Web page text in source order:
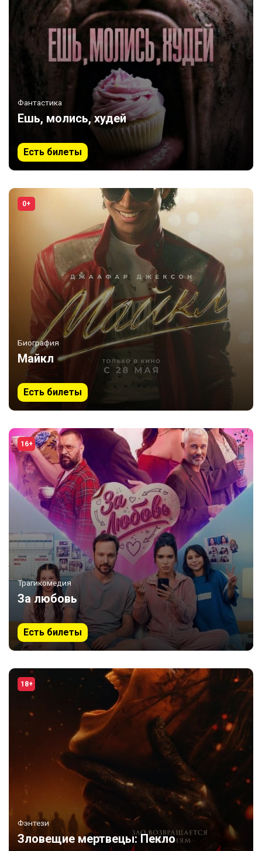
Фантастика
Ешь, молись, худей
Есть билеты
0+
Биография
Майкл
Есть билеты
16+
Трагикомедия
За любовь
Есть билеты
18+
Фэнтези
Зловещие мертвецы: Пекло